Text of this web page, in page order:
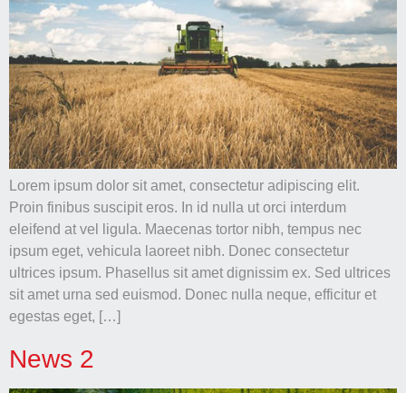
Lorem ipsum dolor sit amet, consectetur adipiscing elit.
Proin finibus suscipit eros. In id nulla ut orci interdum
eleifend at vel ligula. Maecenas tortor nibh, tempus nec
ipsum eget, vehicula laoreet nibh. Donec consectetur
ultrices ipsum. Phasellus sit amet dignissim ex. Sed ultrices
sit amet urna sed euismod. Donec nulla neque, efficitur et
egestas eget, […]
News 2
תחומי
וההתנהגות
שלך בעת
ביקורך
באתר
שלנו, אתה
מגדיל את
הסיכוי
לראות תוכן
מותאמות
אישית.